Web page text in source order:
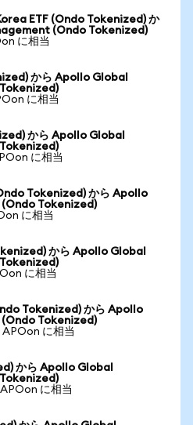
ETF (Ondo Tokenized) か
(Ondo Tokenized)
に相当
から Apollo Global
に相当
から Apollo Global
に相当
Tokenized) から Apollo
Tokenized)
に相当
から Apollo Global
に相当
Tokenized) から Apollo
Tokenized)
APOon に相当
から Apollo Global
に相当